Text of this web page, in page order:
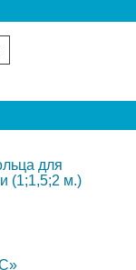
для
(1;1,5;2 м.)